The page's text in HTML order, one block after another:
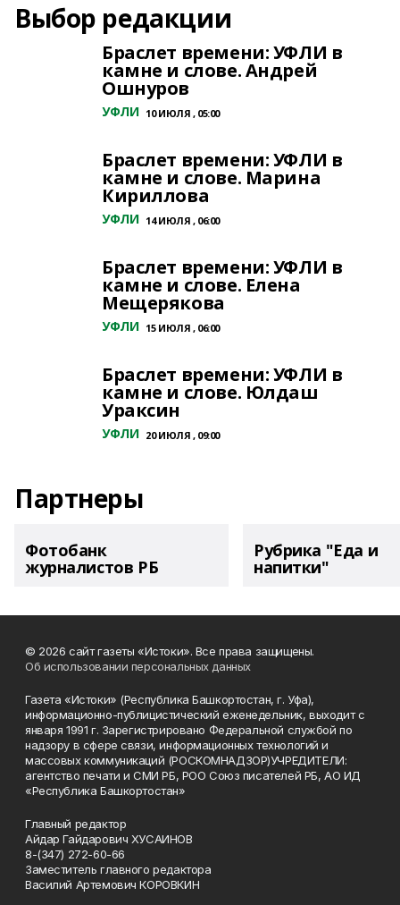
Выбор редакции
Браслет времени: УФЛИ в
камне и слове. Андрей
Ошнуров
УФЛИ 10 ИЮЛЯ , 05:00
Браслет времени: УФЛИ в
камне и слове. Марина
Кириллова
УФЛИ 14 ИЮЛЯ , 06:00
Браслет времени: УФЛИ в
камне и слове. Елена
Мещерякова
УФЛИ 15 ИЮЛЯ , 06:00
Браслет времени: УФЛИ в
камне и слове. Юлдаш
Ураксин
УФЛИ 20 ИЮЛЯ , 09:00
Партнеры
Фотобанк
журналистов РБ
Рубрика "Еда и
напитки"
© 2026 сайт газеты «Истоки». Все права защищены.
Об использовании персональных данных
Газета «Истоки» (Республика Башкортостан, г. Уфа),
информационно-публицистический еженедельник, выходит с
января 1991 г. Зарегистрировано Федеральной службой по
надзору в сфере связи, информационных технологий и
массовых коммуникаций (РОСКОМНАДЗОР)УЧРЕДИТЕЛИ:
агентство печати и СМИ РБ, РОО Союз писателей РБ, АО ИД
«Республика Башкортостан»
Главный редактор
Айдар Гайдарович ХУСАИНОВ
8-(347) 272-60-66
Заместитель главного редактора
Василий Артемович КОРОВКИН